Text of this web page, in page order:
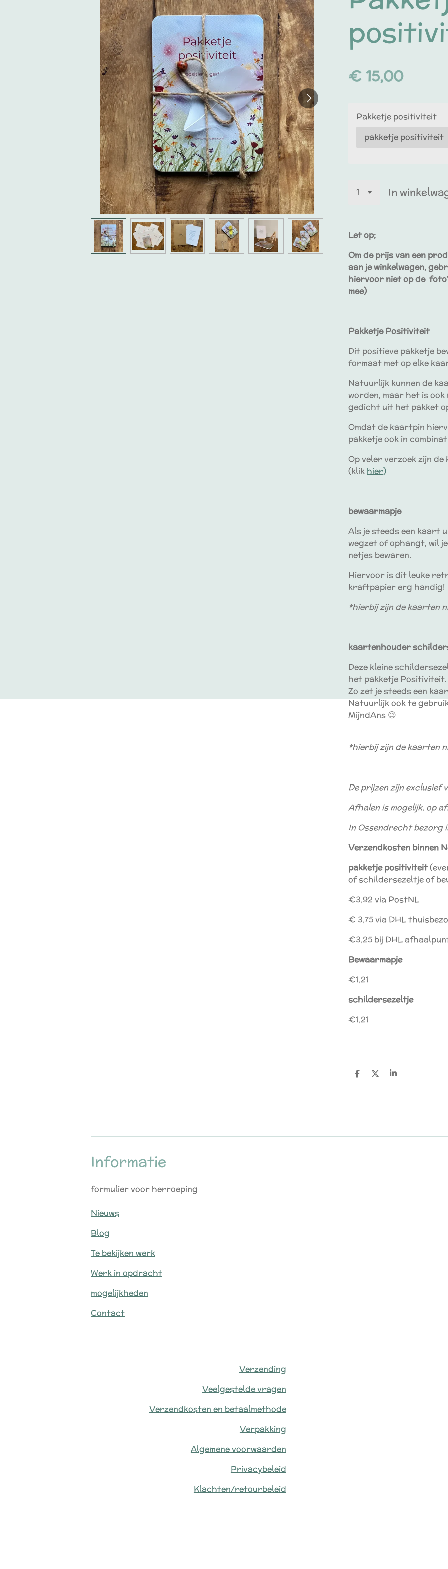
€ 15,00
Pakketje positiviteit
In
Let op;
Om de prijs van een
aan je winkelwagen,
hiervoor niet op de
mee)
Pakketje Positiviteit
Dit positieve pakketje
formaat met op elke
Natuurlijk kunnen de
worden, maar het is ook
gedicht uit het pakket
Omdat de kaartpin
pakketje ook in
Op veler verzoek zijn
(klik hier)
bewaarmapje
Als je steeds een kaart
wegzet of ophangt, wil
netjes bewaren.
Hiervoor is dit leuke
kraftpapier erg handig!
*hierbij zijn de kaarten
kaartenhouder
Deze kleine
het pakketje Positiviteit.
Zo zet je steeds een
Natuurlijk ook te
MijndAns 😉
*hierbij zijn de kaarten
De prijzen zijn exclusief
Afhalen is mogelijk, op
In Ossendrecht bezorg
Verzendkosten binnen
pakketje positiviteit
of schildersezeltje of
€3,92 via PostNL
€ 3,75 via DHL
€3,25 bij DHL
Bewaarmapje
€1,21
schildersezeltje
€1,21
D
D
S
Informatie
formulier voor herroeping
Nieuws
Blog
Te bekijken werk
Werk in opdracht
mogelijkheden
Contact
Verzending
Veelgestelde vragen
Verzendkosten en betaalmethode
Verpakking
Algemene voorwaarden
Privacybeleid
Klachten/retourbeleid